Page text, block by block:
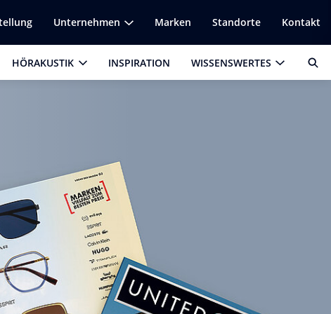
Unternehmen Marken Standorte Kontakt
HÖRAKUSTIK INSPIRATION WISSENSWERTES